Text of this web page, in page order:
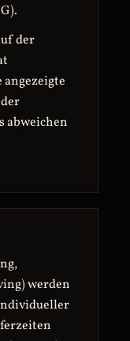
der
abweichen
werden